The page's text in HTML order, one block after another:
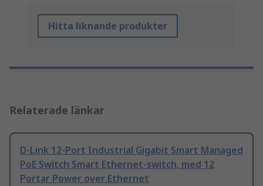
Hitta liknande produkter
Relaterade länkar
D-Link 12-Port Industrial Gigabit Smart Managed
PoE Switch Smart Ethernet-switch, med 12
Portar Power over Ethernet